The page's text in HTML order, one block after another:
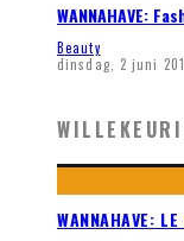
WANNAHAVE:
Beauty
dinsdag, 2 juni
WANNAHAVE: